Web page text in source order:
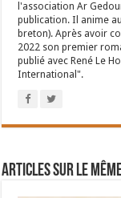
l'association Ar
publication. Il anime
breton). Après avoir
2022 son premier
publié avec René Le
International".
Articles sur le